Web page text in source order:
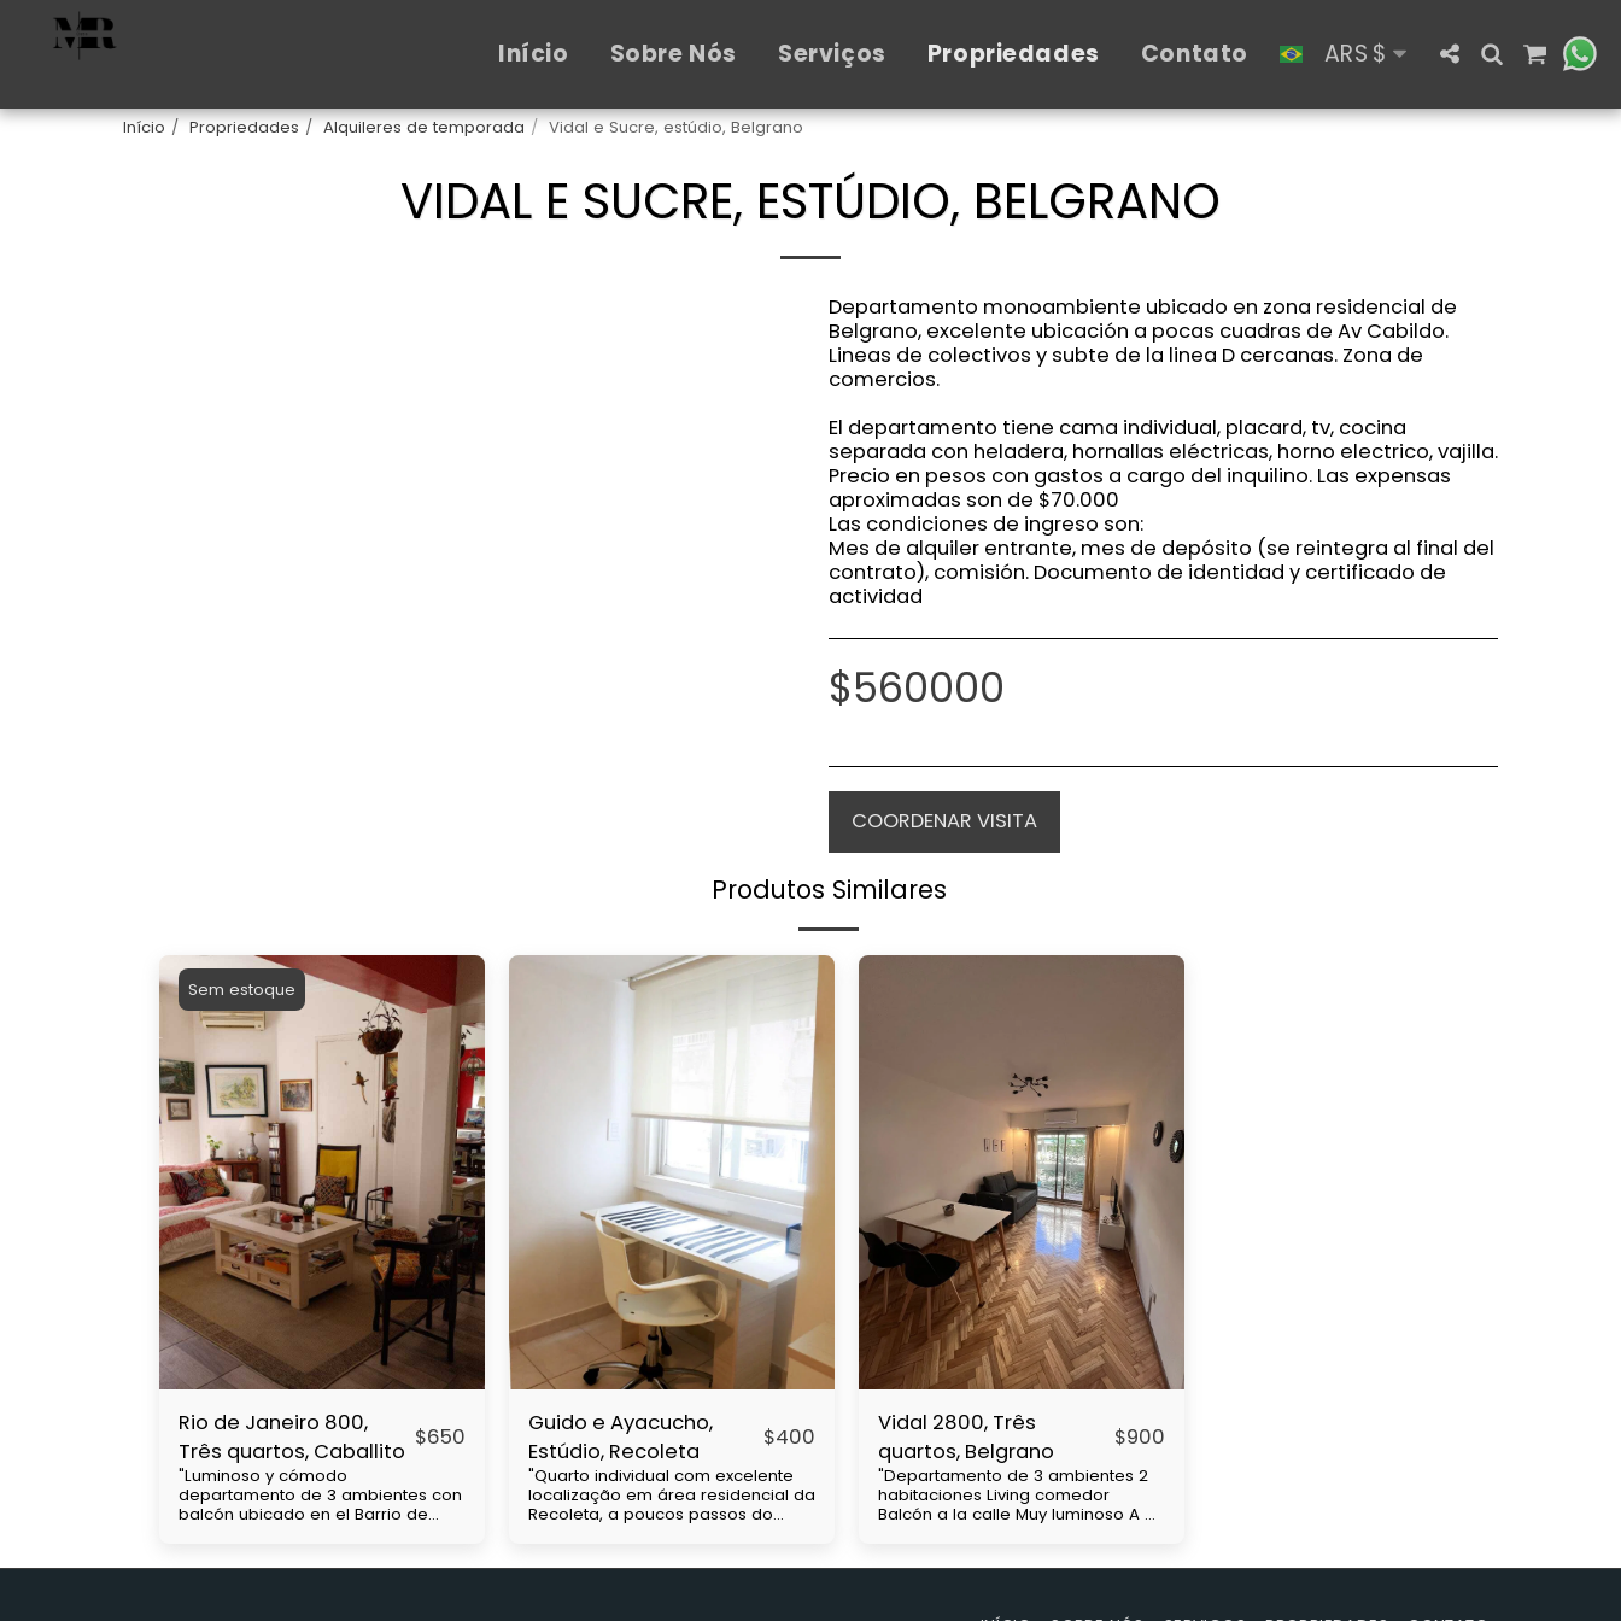
Início Sobre Nós Serviços Propriedades Contato ARS $
Início Propriedades Alquileres de temporada Vidal e Sucre, estúdio, Belgrano
VIDAL E SUCRE, ESTÚDIO, BELGRANO
Departamento monoambiente ubicado en zona residencial de
Belgrano, excelente ubicación a pocas cuadras de Av Cabildo.
Lineas de colectivos y subte de la linea D cercanas. Zona de
comercios.
El departamento tiene cama individual, placard, tv, cocina
separada con heladera, hornallas eléctricas, horno electrico, vajilla.
Precio en pesos con gastos a cargo del inquilino. Las expensas
aproximadas son de $70.000
Las condiciones de ingreso son:
Mes de alquiler entrante, mes de depósito (se reintegra al final del
contrato), comisión. Documento de identidad y certificado de
actividad
$560000
COORDENAR VISITA
Produtos Similares
Sem estoque
Rio de Janeiro 800,
Três quartos, Caballito $650
"Luminoso y cómodo
departamento de 3 ambientes con
balcón ubicado en el Barrio de
Centenario a 1 cuadra y media,
Guido e Ayacucho,
Estúdio, Recoleta
$400
"Quarto individual com excelente
localização em área residencial da
Recoleta, a poucos passos do
Várias linhas de ônibus e próximo
Vidal 2800, Três
quartos, Belgrano
$900
"Departamento de 3 ambientes 2
habitaciones Living comedor
Balcón a la calle Muy luminoso A 4
transporte (subte línea D y